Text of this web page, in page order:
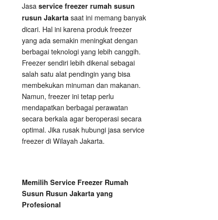
Jasa service freezer rumah susun
rusun Jakarta saat ini memang banyak
dicari. Hal ini karena produk freezer
yang ada semakin meningkat dengan
berbagai teknologi yang lebih canggih.
Freezer sendiri lebih dikenal sebagai
salah satu alat pendingin yang bisa
membekukan minuman dan makanan.
Namun, freezer ini tetap perlu
mendapatkan berbagai perawatan
secara berkala agar beroperasi secara
optimal. Jika rusak hubungi jasa service
freezer di Wilayah Jakarta.
Memilih Service Freezer Rumah
Susun Rusun Jakarta yang
Profesional